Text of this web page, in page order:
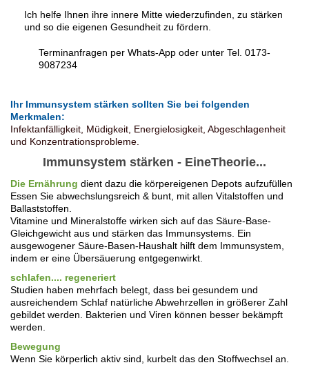
Ich helfe Ihnen ihre innere Mitte wiederzufinden, zu stärken
und so die eigenen Gesundheit zu fördern.
Terminanfragen per Whats-App oder unter Tel. 0173-
9087234
Ihr Immunsystem stärken sollten Sie bei folgenden
Merkmalen:
Infektanfälligkeit, Müdigkeit, Energielosigkeit, Abgeschlagenheit
und Konzentrationsprobleme.
Immunsystem stärken - EineTheorie...
Die Ernährung dient dazu die körpereigenen Depots aufzufüllen
Essen Sie abwechslungsreich & bunt, mit allen Vitalstoffen und
Ballaststoffen.
Vitamine und Mineralstoffe wirken sich auf das Säure-Base-
Gleichgewicht aus und stärken das Immunsystems. Ein
ausgewogener Säure-Basen-Haushalt hilft dem Immunsystem,
indem er eine Übersäuerung entgegenwirkt.
schlafen.... regeneriert
Studien haben mehrfach belegt, dass bei gesundem und
ausreichendem Schlaf natürliche Abwehrzellen in größerer Zahl
gebildet werden. Bakterien und Viren können besser bekämpft
werden.
Bewegung
Wenn Sie körperlich aktiv sind, kurbelt das den Stoffwechsel an.